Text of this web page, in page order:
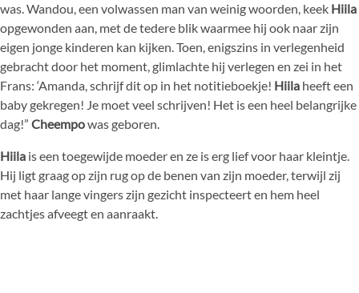
was. Wandou, een volwassen man van weinig woorden, keek Hiila
opgewonden aan, met de tedere blik waarmee hij ook naar zijn
eigen jonge kinderen kan kijken. Toen, enigszins in verlegenheid
gebracht door het moment, glimlachte hij verlegen en zei in het
Frans: ‘Amanda, schrijf dit op in het notitieboekje! Hiila heeft een
baby gekregen! Je moet veel schrijven! Het is een heel belangrijke
dag!” Cheempowas geboren.
Hiila is een toegewijde moeder en ze is erg lief voor haar kleintje.
Hij ligt graag op zijn rug op de benen van zijn moeder, terwijl zij
met haar lange vingers zijn gezicht inspecteert en hem heel
zachtjes afveegt en aanraakt.